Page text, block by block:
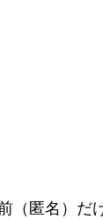
（匿名）だ